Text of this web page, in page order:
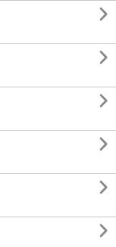





